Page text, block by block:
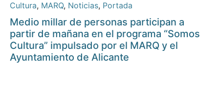
Cultura, MARQ, Noticias, Portada
Medio millar de personas participan a
partir de mañana en el programa “Somos
Cultura” impulsado por el MARQ y el
Ayuntamiento de Alicante